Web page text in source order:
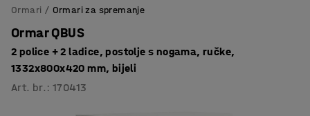
Ormari Ormari za spremanje
Ormar QBUS
2 police + 2 ladice, postolje s nogama, ručke,
1332x800x420 mm, bijeli
Art. br. :170413